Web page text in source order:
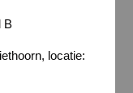
B
locatie: